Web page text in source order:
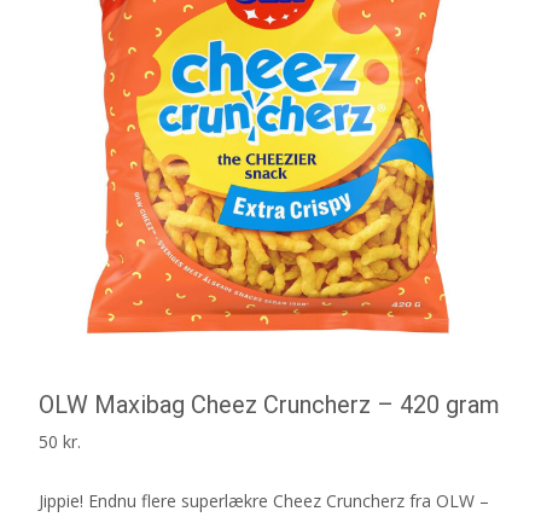
OLW Maxibag Cheez Cruncherz – 420 gram
50 kr.
Jippie! Endnu flere superlækre Cheez Cruncherz fra OLW –